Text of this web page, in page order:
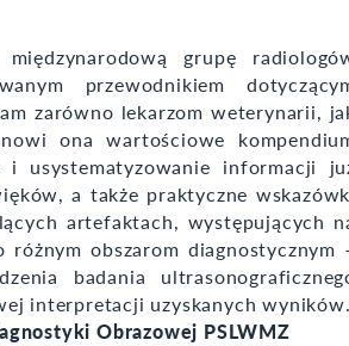
grupę
przewodnikiem
zarówno lekarzom weterynarii,
ona wartościowe
usystematyzowanie informacji
a także praktyczne
artefaktach, występujących
różnym obszarom diagnostycznym
badania
interpretacji uzyskanych wyników.
Obrazowej PSLWMZ